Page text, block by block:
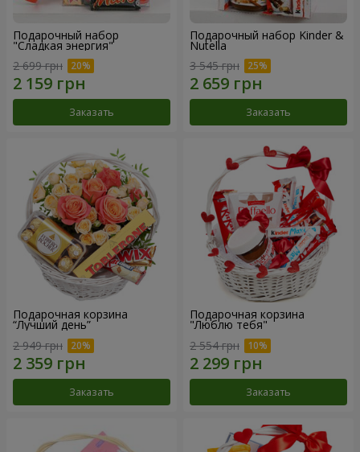
Подарочный набор
"Сладкая энергия"
2 699 грн
Заказать
Подарочный набор Kinder &
Nutella
3 545 грн
Заказать
Подарочная корзина
“Лучший день”
2 949 грн
Заказать
Подарочная корзина
"Люблю тебя"
2 554 грн
Заказать